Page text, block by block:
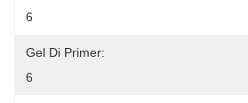
6
Gel Di Primer:
6